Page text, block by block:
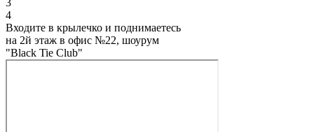
4
Входите в крылечко и поднимаетесь
на 2й этаж в офис №22, шоурум
"Black Tie Club"